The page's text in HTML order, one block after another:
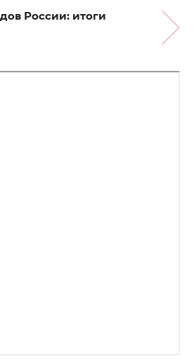
России: итоги